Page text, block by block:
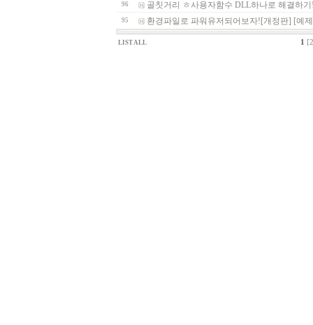
96 골칫거리 ㅎ사용자함수 DLL하나로 해결하
95 환경파일로 파워유저되어보자![개정판] [예
LIST ALL 1